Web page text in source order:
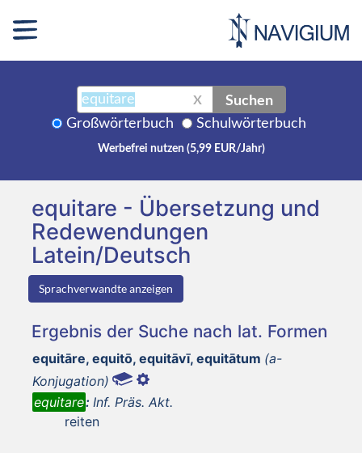
X Suchen
Großwörterbuch Schulwörterbuch
Werbefrei nutzen (5,99 EUR/Jahr)
equitare - Übersetzung und
Redewendungen
Latein/Deutsch
Sprachverwandte anzeigen
Ergebnis der Suche nach lat. Formen
equitāre, equitō, equitāvī, equitātum (a-
Konjugation)
equitare: Inf. Präs. Akt.
reiten